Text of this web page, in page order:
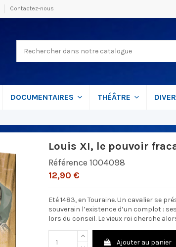
Contactez-nous
DOCUMENTAIRES THÉÂTRE
Louis XI, le pouvoir
Référence 1004098
12,90 €
Eté 1483, en Touraine. Un cavalier se
souverain l’existence d’un complot :
lors du conseil. Le vieux roi cherche
Ajouter au panier